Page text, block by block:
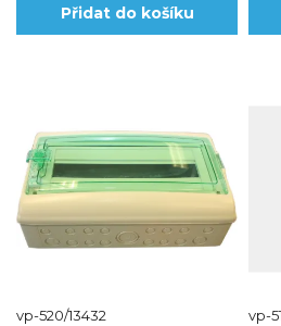
Přidat do košíku
vp-520/13432 vp-